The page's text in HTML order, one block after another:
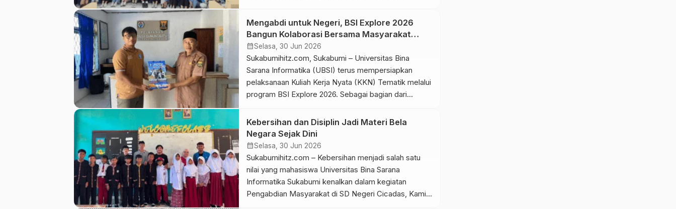
Kampus Digital Kreatif membuka kesempatan bagi
mahasiswa untuk terjun ke berbagai daerah. Selain itu,
melalui kegiatan pengabdian kepada masyarakat,
mahasiswa dapat menerapkan ilmu […]
Mengabdi untuk Negeri, BSI Explore 2026
Bangun Kolaborasi Bersama Masyarakat
Ciracap
calendar_monthSelasa, 30 Jun 2026
Sukabumihitz.com, Sukabumi – Universitas Bina
Sarana Informatika (UBSI) terus mempersiapkan
pelaksanaan Kuliah Kerja Nyata (KKN) Tematik melalui
program BSI Explore 2026. Sebagai bagian dari
melakukan kunjungan ke Kecamatan Ciracap pada 22–
24 Juni 2026. Tim juga berkoordinasi dengan
pemerintah kecamatan dan pemerintah desa untuk
mematangkan pelaksanaan program. BSI Explore
merupakan […]
Kebersihan dan Disiplin Jadi Materi Bela
Negara Sejak Dini
calendar_monthSelasa, 30 Jun 2026
Sukabumihitz.com – Kebersihan menjadi salah satu
nilai yang mahasiswa Universitas Bina Sarana
Informatika Sukabumi kenalkan dalam kegiatan
Pengabdian Masyarakat di SD Negeri Cicadas, Kamis